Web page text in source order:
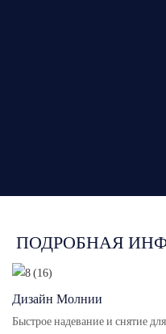
ПОДРОБНАЯ
Дизайн Молнии
Быстрое надевание и снятие